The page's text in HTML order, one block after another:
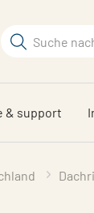
Suchbegriff
& support